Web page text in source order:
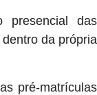
presencial das
da própria
pré-matrículas